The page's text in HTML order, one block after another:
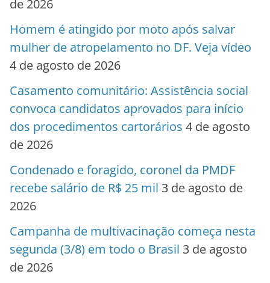
de 2026
Homem é atingido por moto após salvar
mulher de atropelamento no DF. Veja vídeo
4 de agosto de 2026
Casamento comunitário: Assistência social
convoca candidatos aprovados para início
dos procedimentos cartorários 4 de agosto
de 2026
Condenado e foragido, coronel da PMDF
recebe salário de R$ 25 mil 3 de agosto de
2026
Campanha de multivacinação começa nesta
segunda (3/8) em todo o Brasil 3 de agosto
de 2026